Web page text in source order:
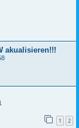
akualisieren!!!
1 2